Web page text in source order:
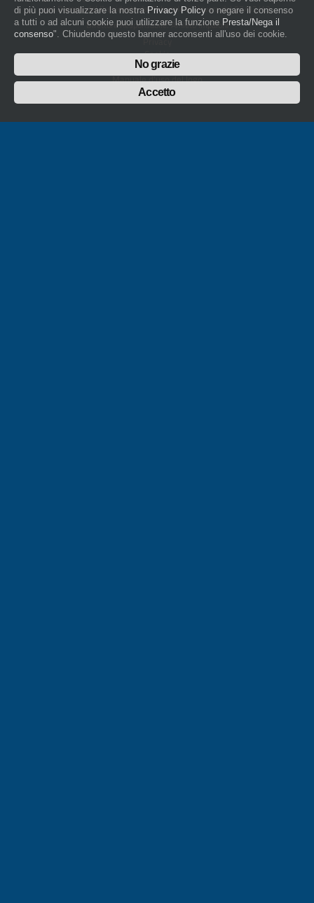
con Decreto del Presidente del Tribunale di Novara del 07/03/13
Direttore Responsabile: Amleto Impaloni
Privacy
Cookie
Whistleblowing
Manuale d'uso del logo
Policy sulla Parità di genere
di più puoi visualizzare la nostra Privacy Policy o negare il consenso
a tutti o ad alcuni cookie puoi utilizzare la funzione Presta/Nega il
consenso". Chiudendo questo banner acconsenti all'uso dei cookie.
No grazie
Accetto